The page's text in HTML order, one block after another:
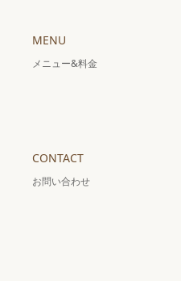
MENU
メニュー&料金
CONTACT
お問い合わせ